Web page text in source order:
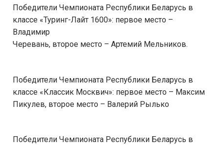
Победители Чемпионата Республики Беларусь в
классе «Туринг-Лайт 1600»: первое место –
Владимир
Черевань, второе место – Артемий Мельников.
Победители Чемпионата Республики Беларусь в
классе «Классик Москвич»: первое место – Максим
Пикулев, второе место – Валерий Рылько
Победители Чемпионата Республики Беларусь в